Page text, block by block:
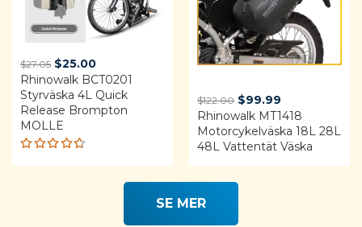
$27.05 Original
price
was:
$27.05.
$25.00Current
price
is:
$25.00.
Rhinowalk BCT0201
Styrväska 4L Quick
Release Brompton
MOLLE
Rated
$122.00 Original
price
was:
$122.00.
$99.99
price
is:
$99.99.
Rhinowalk MT1418
Motorcykelväska 18L 28L
48L Vattentät Väska
SE MER